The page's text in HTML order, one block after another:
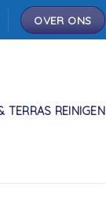
OVER ONS
TERRAS REINIGEN